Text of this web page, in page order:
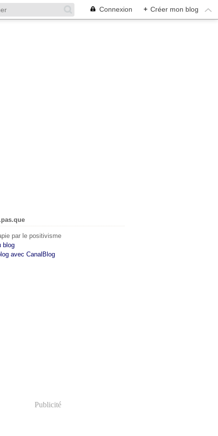
Connexion + Créer mon blog
par le positivisme
blog
avec CanalBlog
Publicité